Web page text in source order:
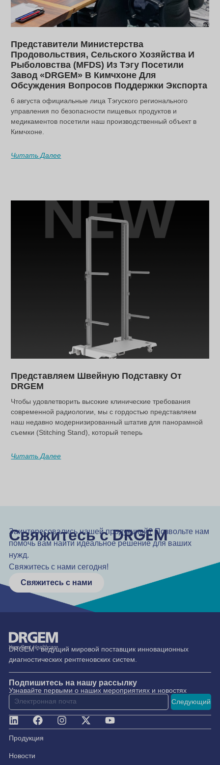
Представители Министерства
Продовольствия, Сельского Хозяйства И
Рыболовства (MFDS) Из Тэгу Посетили
Завод «DRGEM» В Кимчхоне Для
Обсуждения Вопросов Поддержки Экспорта
6 августа официальные лица Тэгуского регионального
управления по безопасности пищевых продуктов и
медикаментов посетили наш производственный объект в
Кимчхоне.
Читать Далее
Представляем Швейную Подставку От
DRGEM
Чтобы удовлетворить высокие клинические требования
современной радиологии, мы с гордостью представляем
наш недавно модернизированный штатив для панорамной
съемки (Stitching Stand), который теперь
Читать Далее
Свяжитесь с DRGEM
Заинтересовались нашей продукцией? Позвольте нам
помочь вам найти идеальное решение для ваших
нужд.
Свяжитесь с нами сегодня!
Свяжитесь с нами
DRGEM - ведущий мировой поставщик инновационных
диагностических рентгеновских систем.
Подпишитесь на нашу рассылку
Узнавайте первыми о наших мероприятиях и новостях
Следующий
Продукция
Новости